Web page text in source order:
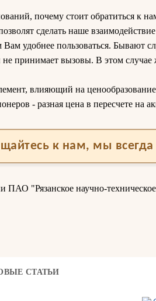
почему стоит обратиться к
сделать наше
удобнее пользоваться. Бывают
принимает вызовы. В этом
влияющий на
- разная цена в пересчете на
к нам, мы
ПАО "Рязанское научно-
СТАТЬИ